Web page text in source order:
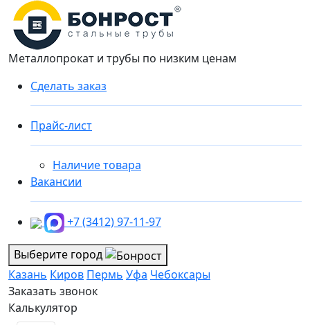
Металлопрокат и трубы по низким ценам
Сделать заказ
Прайс-лист
Наличие товара
Вакансии
+7 (3412) 97-11-97
Выберите город
Казань Киров Пермь Уфа Чебоксары
Заказать звонок
Калькулятор